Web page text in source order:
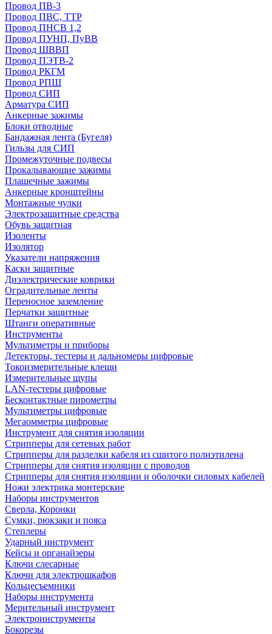
Провод ПВ-3
Провод ПВС, ТТР
Провод ПНСВ 1,2
Провод ПУНП, ПуВВ
Провод ШВВП
Провод ПЭТВ-2
Провод РКГМ
Провод РПШ
Провод СИП
Арматура СИП
Анкерные зажимы
Блоки отводные
Бандажная лента (Бугеля)
Гильзы для СИП
Промежуточные подвесы
Прокалывающие зажимы
Плашечные зажимы
Анкерные кронштейны
Монтажные чулки
Электрозащитные средства
Обувь защитная
Изоленты
Изолятор
Указатели напряжения
Каски защитные
Диэлектрические коврики
Оградительные ленты
Переносное заземление
Перчатки защитные
Штанги оперативные
Инструменты
Мультиметры и приборы
Детекторы, тестеры и дальномеры цифровые
Токоизмерительные клещи
Измерительные щупы
LAN-тестеры цифровые
Бесконтактные пирометры
Мультиметры цифровые
Мегаомметры цифровые
Инструмент для снятия изоляции
Стрипперы для сетевых работ
Стрипперы для разделки кабеля из сшитого полиэтилена
Cтрипперы для снятия изоляции с проводов
Стрипперы для снятия изоляции и оболочки силовых кабелей
Ножи электрика монтерские
Наборы инструментов
Сверла, Коронки
Сумки, рюкзаки и пояса
Степлеры
Ударный инструмент
Кейсы и органайзеры
Ключи слесарные
Ключи для электрошкафов
Кольцесъемники
Наборы инструмента
Мерительный инструмент
Электроинструменты
Бокорезы